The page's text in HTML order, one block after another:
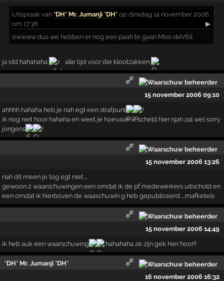
Uitspraak van*DH* Mr. Jumanji *DH* op dinsdag 14 november 2006
om 17:36:
▶
owwww dus we hebben er nog een paah te gaan Miss-deV6il
ja idd hahahaha alle tijd voor die klootzakken
15 november 2006 09:10
ahhhh hahaha heb je nah egt een strafpunt
!!
ik nog niet hoor hahaha en weet je hoevaak ik scheld hier njah zal wel sorry
jongens
!!
15 november 2006 13:26
nah dit meen je tog egt niet.....
gewoon 2 waarschuwingen een omdat ik de pf medewerkers uitschold en
een omdat ik hierboven de waaschuwin g heb gepubliceerd.....mafketels
15 november 2006 14:49
ik heb auk een waarschuwing hahahaha ze zijn gek hier hoor!!
*DH* Mr. Jumanji *DH*
16 november 2006 16:32